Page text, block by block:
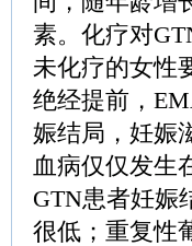
素。化疗对
未化疗的女性
绝经提前，
娠结局，妊娠
血病仅仅发生
GTN患者妊娠
很低；重复性